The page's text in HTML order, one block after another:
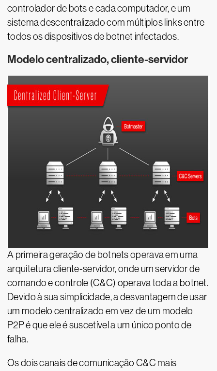
controlador de bots e cada computador, e um
sistema descentralizado com múltiplos links entre
todos os dispositivos de botnet infectados.
Modelo centralizado, cliente-servidor
A primeira geração de botnets operava em uma
arquitetura cliente-servidor, onde um servidor de
comando e controle (C&C) operava toda a botnet.
Devido à sua simplicidade, a desvantagem de usar
um modelo centralizado em vez de um modelo
P2P é que ele é suscetível a um único ponto de
falha.
Os dois canais de comunicação C&C mais